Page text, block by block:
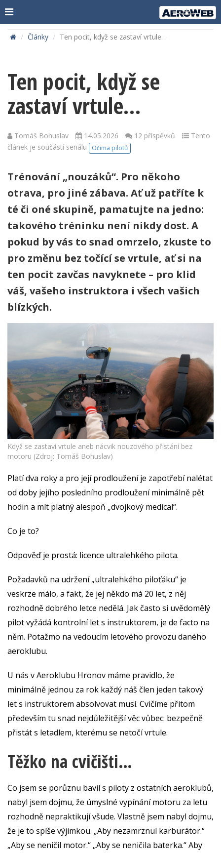
Články Ten pocit, když se zastaví vrtule…
Ten pocit, když se
zastaví vrtule…
Tomáš Bohuslav 14.05.2026 12 příspěvků
Tento
článek je součástí seriálu
Očima pilotů
Trénování „nouzáků“. Pro někoho
otrava, pro jiné zábava. Ať už patříte k
té či oné skupině, pamatujte na jedno:
takového tréninku není nikdy dost. A
pokud by vás to snad omrzelo, zkuste to
pro změnu bez točící se vrtule, ať si na
ten pocit zavčas navyknete – pro klid
váš, vašeho instruktora i všech vašich
blízkých.
Když se zastaví vrtule aneb nácvik nouzového přistání bez
motoru (Zdroj: Tomáš Bohuslav)
Platí dva roky a pro její prodloužení je zapotřebí nalétat
od doby jejího posledního prodloužení minimálně pět
hodin a mít platný alespoň „dvojkový medical“.
Co je to?
Odpověď je prostá: licence ultralehkého pilota.
Požadavků na udržení „ultralehkého piloťáku“ je
veskrze málo, a fakt, že jej někdo má 20 let, z něj
rozhodně dobrého letce nedělá. Jak často si uvědomělý
pilot vyžádá kontrolní let s instruktorem, je de facto na
něm. Potažmo na vedoucím letového provozu daného
aeroklubu.
U nás v Aeroklubu Hronov máme pravidlo, že
minimálně jednou za rok každý náš člen jeden takový
let s instruktorem absolvovat musí. Cvičíme přitom
především tu snad nejdůležitější věc vůbec: bezpečně
přistát s letadlem, kterému se netočí vrtule.
Těžko na cvičišti…
Co jsem se porůznu bavil s piloty z ostatních aeroklubů,
nabyl jsem dojmu, že úmyslné vypínání motoru za letu
rozhodně nepraktikují všude. Vlastně jsem nabyl dojmu,
že je to spíše výjimkou. „Aby nezamrznul karburátor.“
„Aby se neničil motor.“ „Aby se neničila baterka.“ Aby